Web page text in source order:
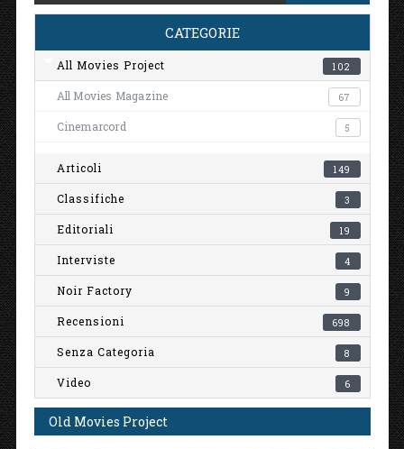
CATEGORIE
All Movies Project 102
All Movies Magazine 67
Cinemarcord 5
Articoli 149
Classifiche 3
Editoriali 19
Interviste 4
Noir Factory 9
Recensioni 698
Senza Categoria 8
Video 6
Old Movies Project